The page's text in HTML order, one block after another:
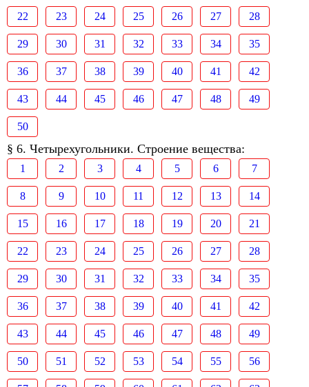
22 23 24 25 26 27 28
29 30 31 32 33 34 35
36 37 38 39 40 41 42
43 44 45 46 47 48 49
50
§ 6. Четырехугольники. Строение вещества:
1 2 3 4 5 6 7
8 9 10 11 12 13 14
15 16 17 18 19 20 21
22 23 24 25 26 27 28
29 30 31 32 33 34 35
36 37 38 39 40 41 42
43 44 45 46 47 48 49
50 51 52 53 54 55 56